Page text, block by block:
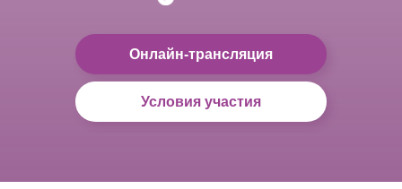
Онлайн-трансляция
Условия участия